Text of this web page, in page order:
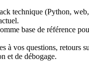
technique (Python, web,
base de référence
à vos questions, retours
et de débogage.